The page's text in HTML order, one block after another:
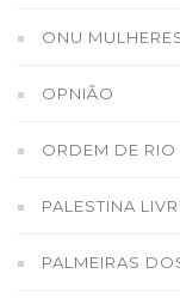
ONU
OPNIÃO
ORDEM DE
PALESTINA
PALMEIRAS